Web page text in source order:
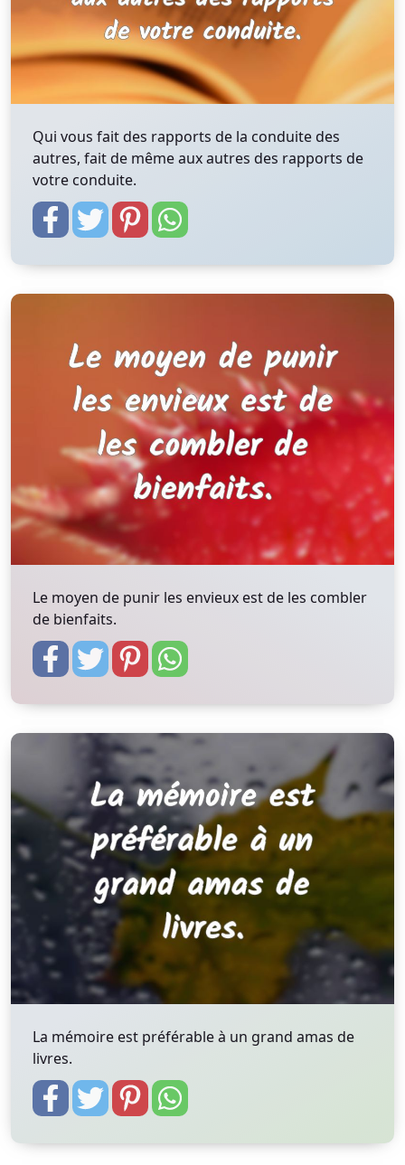
Qui vous fait des rapports de la conduite des
autres, fait de même aux autres des rapports de
votre conduite.
Le moyen de punir les envieux est de les combler
de bienfaits.
La mémoire est préférable à un grand amas de
livres.